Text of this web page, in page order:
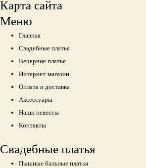
Карта сайта
Меню
Главная
Свадебные платья
Вечерние платья
Интернет-магазин
Оплата и доставка
Аксессуары
Наши невесты
Контакты
Свадебные платья
Пышные бальные платья